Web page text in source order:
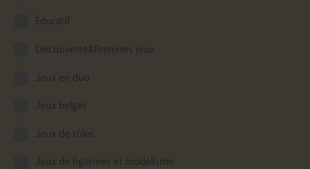
Éducatif
Découverte&Premiers jeux
Jeux en duo
Jeux belges
Jeux de rôles
Jeux de figurines et modélisme